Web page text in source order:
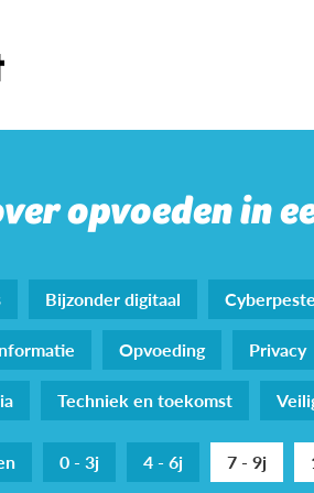
opvoeden in
Bijzonder digitaal
Opvoeding Privacy
Techniek en toekomst
0 - 3j 4 - 6j 7 - 9j